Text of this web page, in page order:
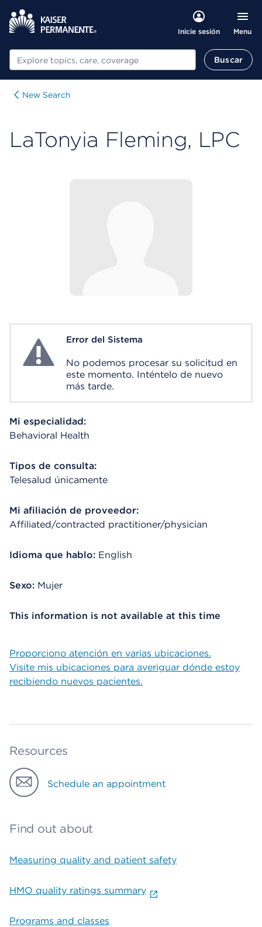
Inicie sesión Menu
Buscar Buscar
New Search
LaTonyia Fleming, LPC
System ErrorError del Sistema
No podemos procesar su solicitud en
este momento. Inténtelo de nuevo
más tarde.
Mi especialidad:
Behavioral Health
Tipos de consulta:
Telesalud únicamente
Mi afiliación de proveedor:
Affiliated/contracted practitioner/physician
Idioma que hablo: English
Sexo: Mujer
This information is not available at this time
Proporciono atención en varias ubicaciones.
Visite mis ubicaciones para averiguar dónde estoy
recibiendo nuevos pacientes.
Resources
Schedule an appointment
Find out about
Measuring quality and patient safety
HMO quality ratings summary
Programs and classes